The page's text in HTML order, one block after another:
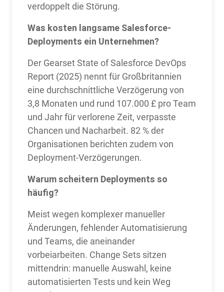
verdoppelt die Störung.
Was kosten langsame Salesforce-
Deployments ein Unternehmen?
Der Gearset State of Salesforce DevOps
Report (2025) nennt für Großbritannien
eine durchschnittliche Verzögerung von
3,8 Monaten und rund 107.000 £ pro Team
und Jahr für verlorene Zeit, verpasste
Chancen und Nacharbeit. 82 % der
Organisationen berichten zudem von
Deployment-Verzögerungen.
Warum scheitern Deployments so
häufig?
Meist wegen komplexer manueller
Änderungen, fehlender Automatisierung
und Teams, die aneinander
vorbeiarbeiten. Change Sets sitzen
mittendrin: manuelle Auswahl, keine
automatisierten Tests und kein Weg